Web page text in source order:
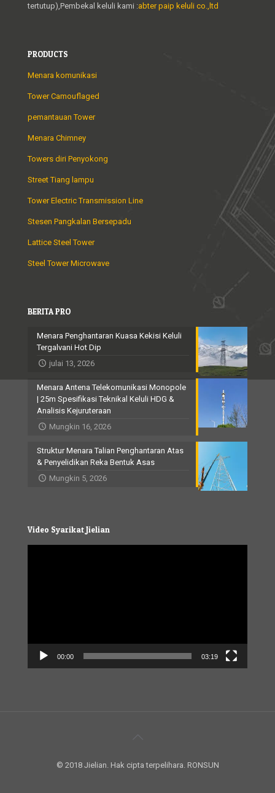
tertutup),Pembekal keluli kami :abter paip keluli co.,ltd
PRODUCTS
Menara komunikasi
Tower Camouflaged
pemantauan Tower
Menara Chimney
Towers diri Penyokong
Street Tiang lampu
Tower Electric Transmission Line
Stesen Pangkalan Bersepadu
Lattice Steel Tower
Steel Tower Microwave
BERITA PRO
Menara Penghantaran Kuasa Kekisi Keluli
Tergalvani Hot Dip
julai 13, 2026
Menara Antena Telekomunikasi Monopole
| 25m Spesifikasi Teknikal Keluli HDG &
Analisis Kejuruteraan
Mungkin 16, 2026
Struktur Menara Talian Penghantaran Atas
& Penyelidikan Reka Bentuk Asas
Mungkin 5, 2026
Video Syarikat Jielian
00:00 03:19
© 2018 Jielian. Hak cipta terpelihara. RONSUN